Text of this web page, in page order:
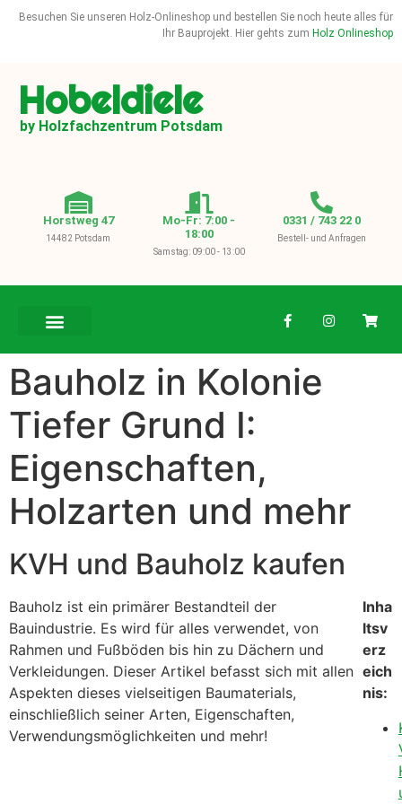
Besuchen Sie unseren Holz-Onlineshop und bestellen Sie noch heute alles für
Ihr Bauprojekt. Hier gehts zum Holz Onlineshop
Hobeldiele
by Holzfachzentrum Potsdam
Horstweg 47
14482 Potsdam
Mo-Fr: 7:00 -
18:00
Samstag: 09:00 - 13:00
0331 / 743 22 0
Bestell- und Anfragen
Bauholz in Kolonie
Tiefer Grund I:
Eigenschaften,
Holzarten und mehr
KVH und Bauholz kaufen
Bauholz ist ein primärer Bestandteil der
Bauindustrie. Es wird für alles verwendet, von
Rahmen und Fußböden bis hin zu Dächern und
Verkleidungen. Dieser Artikel befasst sich mit allen
Aspekten dieses vielseitigen Baumaterials,
einschließlich seiner Arten, Eigenschaften,
Verwendungsmöglichkeiten und mehr!
Inha
ltsv
erz
eich
nis: